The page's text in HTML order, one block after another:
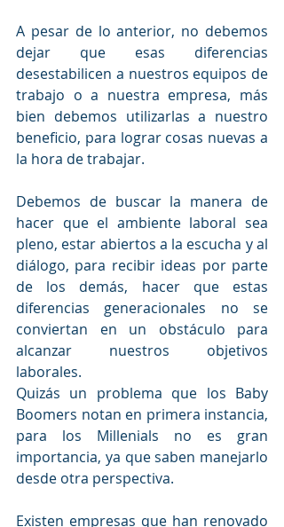
A pesar de lo anterior, no debemos
dejar que esas diferencias
desestabilicen a nuestros equipos de
trabajo o a nuestra empresa, más
bien debemos utilizarlas a nuestro
beneficio, para lograr cosas nuevas a
la hora de trabajar.
Debemos de buscar la manera de
hacer que el ambiente laboral sea
pleno, estar abiertos a la escucha y al
diálogo, para recibir ideas por parte
de los demás, hacer que estas
diferencias generacionales no se
conviertan en un obstáculo para
alcanzar nuestros objetivos
laborales.
Quizás un problema que los Baby
Boomers notan en primera instancia,
para los Millenials no es gran
importancia, ya que saben manejarlo
desde otra perspectiva.
Existen empresas que han renovado